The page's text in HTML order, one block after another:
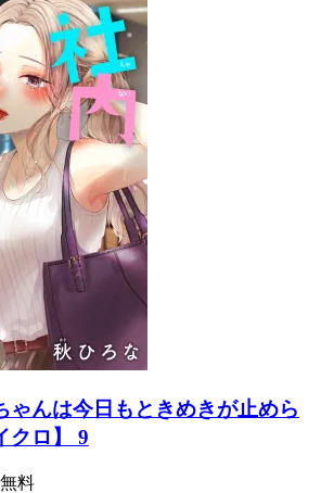
ゃんは今日もときめきが止めら
クロ】 9
料